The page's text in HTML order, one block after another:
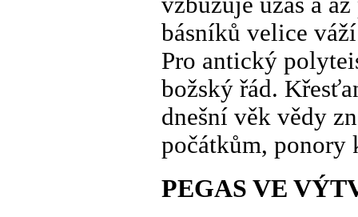
básníků velice
Pro antický
božský řád.
dnešní věk vědy
počátkům, ponory
PEGAS VE